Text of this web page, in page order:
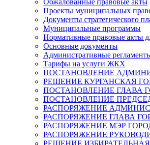
Обжалованные правовые акты
Проекты муниципальных
Документы стратегического
Муниципальные программы
Нормативные правовые акты
Основные документы
Административные
Тарифы на услуги ЖКХ
ПОСТАНОВЛЕНИЕ
РЕШЕНИЕ КУРГАНСКАЯ
ПОСТАНОВЛЕНИЕ ГЛАВА
ПОСТАНОВЛЕНИЕ
РАСПОРЯЖЕНИЕ
РАСПОРЯЖЕНИЕ ГЛАВА
РАСПОРЯЖЕНИЕ МЭР
РАСПОРЯЖЕНИЕ
РЕШЕНИЕ